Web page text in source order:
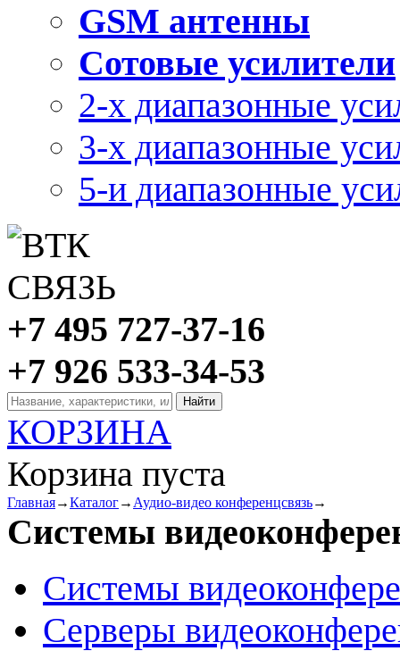
GSM антенны
Сотовые усилители
2-х диапазонные
3-х диапазонные
5-и диапазонные
+7 495 727-37-16
+7 926 533-34-53
КОРЗИНА
Корзина пуста
Главная→Каталог→ Аудио-видео конференцсвязь→
Системы
Системы
Серверы